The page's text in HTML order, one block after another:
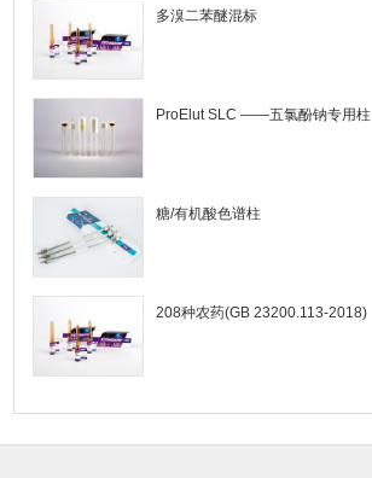
多溴二苯醚混标
ProElut SLC ——五氯酚钠专用柱
糖/有机酸色谱柱
208种农药(GB 23200.113-2018)